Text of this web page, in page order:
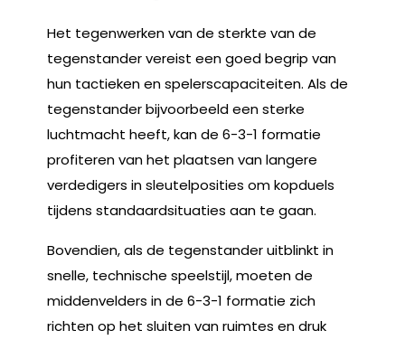
Het tegenwerken van de sterkte van de
tegenstander vereist een goed begrip van
hun tactieken en spelerscapaciteiten. Als de
tegenstander bijvoorbeeld een sterke
luchtmacht heeft, kan de 6-3-1 formatie
profiteren van het plaatsen van langere
verdedigers in sleutelposities om kopduels
tijdens standaardsituaties aan te gaan.
Bovendien, als de tegenstander uitblinkt in
snelle, technische speelstijl, moeten de
middenvelders in de 6-3-1 formatie zich
richten op het sluiten van ruimtes en druk